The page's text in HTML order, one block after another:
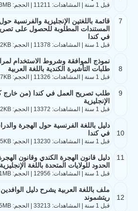
قبل 1 سنة | المشاهدات: 11211 | الحجم: 1.3MB
7
قائمة باللغتين الإنجليزية والفرنسية حول
المستندات المطلوبة للحصول على
في كندا
قبل 1 سنة | المشاهدات: 11378 | الحجم: 377.2KB
8
نموذج الموافقة وشروط الاستخدام
طلبات التأشيرة الكندية باللغة العربية
قبل 1 سنة | المشاهدات: 11326 | الحجم: 209.7KB
9
طلب تصريح العمل في كندا (من خارج
الإنجليزية
قبل 1 سنة | المشاهدات: 13372 | الحجم: 223.2KB
10
دليل باللغة الفرنسية حول الهجرة
في كندا
قبل 1 سنة | المشاهدات: 13230 | الحجم: 775KB
11
دليل قانون الهجرة الكندي وقانون
الحدود للولايات المتحدة باللغة الإنجليزية
قبل 1 سنة | المشاهدات: 12956 | الحجم: 1MB
12
ملف باللغة العربية يشرح دليل
ريتشموند
قبل 1 سنة | المشاهدات: 33213 | الحجم: 1.5MB